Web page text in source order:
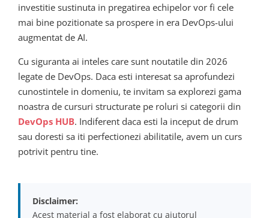
investitie sustinuta in pregatirea echipelor vor fi cele
mai bine pozitionate sa prospere in era DevOps-ului
augmentat de AI.
Cu siguranta ai inteles care sunt noutatile din 2026
legate de DevOps. Daca esti interesat sa aprofundezi
cunostintele in domeniu, te invitam sa explorezi gama
noastra de cursuri structurate pe roluri si categorii din
DevOps HUB. Indiferent daca esti la inceput de drum
sau doresti sa iti perfectionezi abilitatile, avem un curs
potrivit pentru tine.
Disclaimer:
Acest material a fost elaborat cu ajutorul